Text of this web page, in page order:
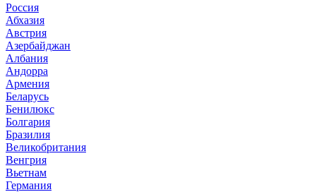
Россия
Абхазия
Австрия
Азербайджан
Албания
Андорра
Армения
Беларусь
Бенилюкс
Болгария
Бразилия
Великобритания
Венгрия
Вьетнам
Германия